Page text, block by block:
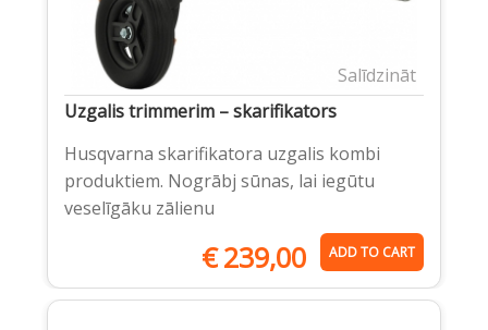
Salīdzināt
Uzgalis trimmerim – skarifikators
Husqvarna skarifikatora uzgalis kombi
produktiem. Nogrābj sūnas, lai iegūtu
veselīgāku zālienu
€239,00 ADD TO CART